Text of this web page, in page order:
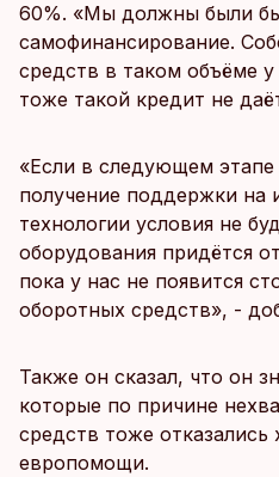
60%. «Мы должны были
самофинансирование.
средств в таком объёме
тоже такой кредит не
«Если в следующем
получение поддержки на
технологии условия не
оборудования придётся
пока у нас не появится
оборотных средств», -
Также он сказал, что он
которые по причине
средств тоже отказались
европомощи.